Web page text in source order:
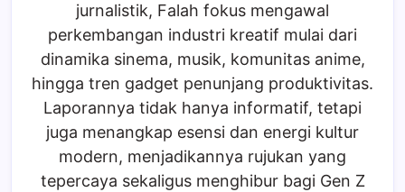
jurnalistik, Falah fokus mengawal
perkembangan industri kreatif mulai dari
dinamika sinema, musik, komunitas anime,
hingga tren gadget penunjang produktivitas.
Laporannya tidak hanya informatif, tetapi
juga menangkap esensi dan energi kultur
modern, menjadikannya rujukan yang
tepercaya sekaligus menghibur bagi Gen Z